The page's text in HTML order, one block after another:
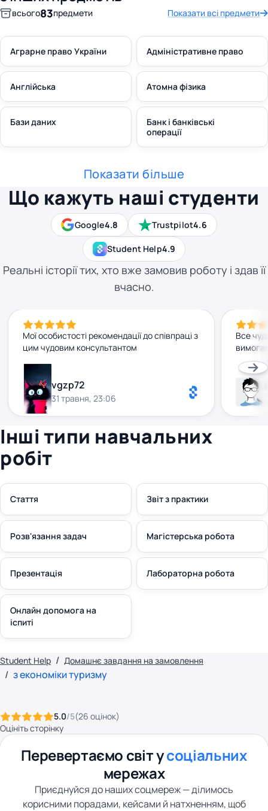
всього83предмети Показати всі предмети
Аграрне право України Адміністративне право
Англійська Атомна фізика
Бази даних
Банк і банківські
операції
Показати більше
Google4.8 Trustpilot4.6
Student Help4.9
Що кажуть наші студенти
Реальні історії тих, хто вже замовив роботу і здав її
вчасно.
Мої особистості рекомендації до співпраці з
цим чудовим консультантом
vgzp72
31 травня, 23:06
Все
Інші типи навчальних
робіт
Стаття Звіт з практики
Розв'язання задач Магістерська робота
Презентація Лабораторна робота
Онлайн допомога на
іспиті
Student Help Домашнє завдання на замовлення
з економіки туризму
5.0/5(26 оцінок)
Оцініть сторінку
Перевертаємо світ усоціальних
мережах
Приєднуйся до наших соцмереж — ділимось
корисними порадами, кейсами й натхненням, щоб